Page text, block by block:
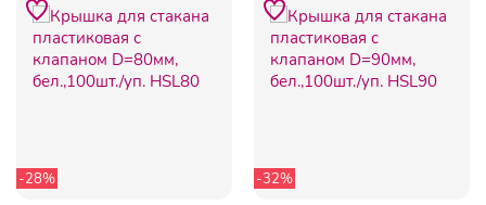
-28% -32%